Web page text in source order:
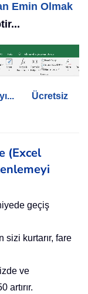
Emin Olmak
Ücretsiz
(Excel
geçiş
sizi kurtarır, fare
ve
artırır.